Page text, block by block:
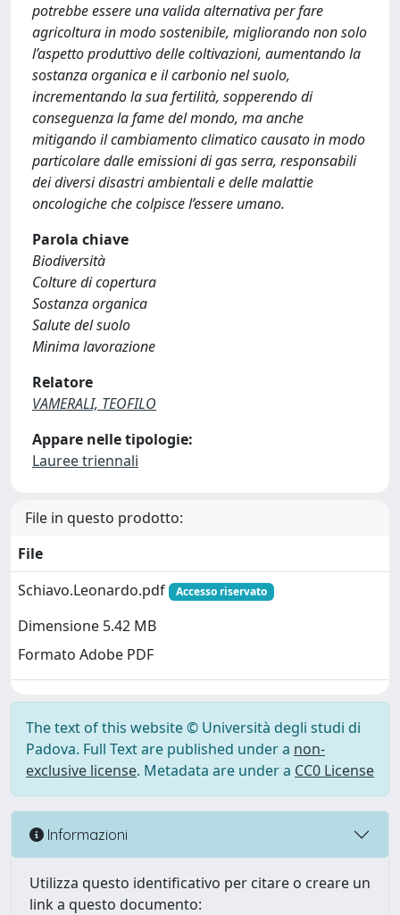
potrebbe essere una valida alternativa per fare
agricoltura in modo sostenibile, migliorando non solo
l’aspetto produttivo delle coltivazioni, aumentando la
sostanza organica e il carbonio nel suolo,
incrementando la sua fertilità, sopperendo di
conseguenza la fame del mondo, ma anche
mitigando il cambiamento climatico causato in modo
particolare dalle emissioni di gas serra, responsabili
dei diversi disastri ambientali e delle malattie
oncologiche che colpisce l’essere umano.
Parola chiave
Biodiversità
Colture di copertura
Sostanza organica
Salute del suolo
Minima lavorazione
Relatore
VAMERALI, TEOFILO
Appare nelle tipologie:
Lauree triennali
File in questo prodotto:
File
Schiavo.Leonardo.pdf
Accesso riservato
Dimensione 5.42 MB
Formato Adobe PDF
The text of this website © Università degli studi di
Padova. Full Text are published under a non-
exclusive license. Metadata are under a CC0 License
Informazioni
Utilizza questo identificativo per citare o creare un
link a questo documento: